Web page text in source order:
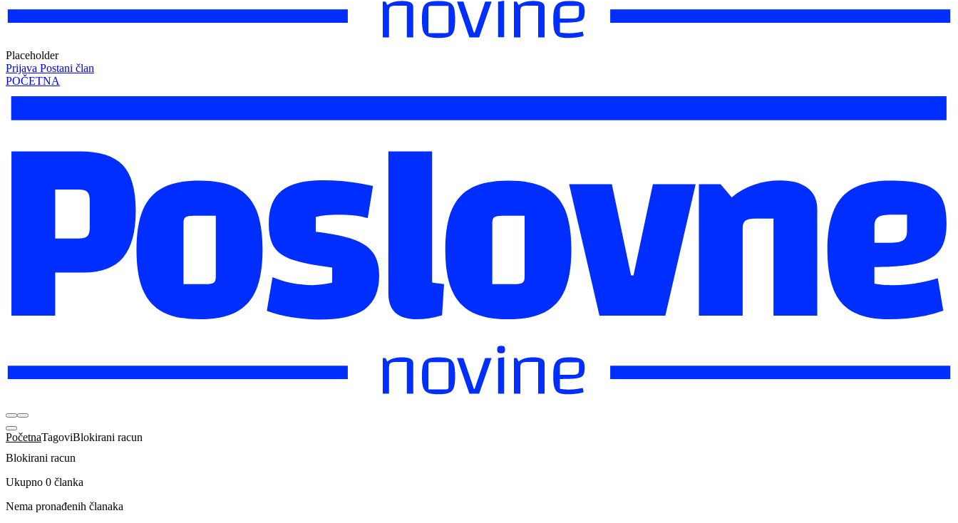
Placeholder
Prijava Postani član
POČETNA
PočetnaTagoviBlokirani racun
Blokirani racun
Ukupno 0 članka
Nema pronađenih članaka